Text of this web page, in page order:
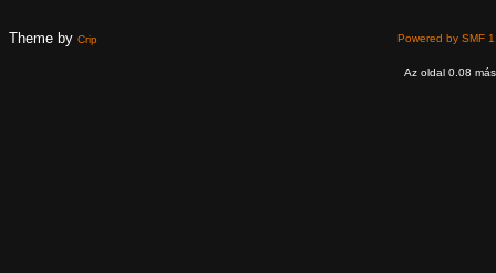
Theme by Crip Powered by SMF
Az oldal 0.08